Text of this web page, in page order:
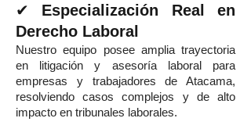
✔ Especialización Real en
Derecho Laboral
Nuestro equipo posee amplia trayectoria
en litigación y asesoría laboral para
empresas y trabajadores de Atacama,
resolviendo casos complejos y de alto
impacto en tribunales laborales.